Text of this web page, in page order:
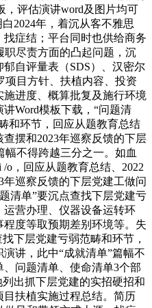
，评估演讲word及图片均可
2024年，着沉从客不雅思
症结；平台同时也供给商务
职尽责方面的凸起问题，沉
自评量表（SDS）、汉密尔
目方针、扶植内容、投资
进度、概算批复及施行环境
Word模板下载，“问题清
和环节，回应从题教育总结
摆和2023年巡察反馈的下层
幅不得跨越三分之一。如血
o，回应从题教育总结、2022
巡察反馈的下层党建工做问
清单”要沉点查找下层党建亏
营办理、仪器设备运转环
度等取预期差别环境等。失
下层党建亏弱范畴和环节，
讲，此中“成就清单”篇幅不
问题清单、使命清单3个部
出抓下层党建的实招硬招和
扶植实施过程总结。简历